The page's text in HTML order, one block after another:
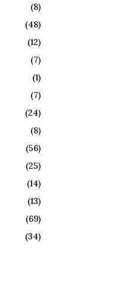
(8)
(48)
(12)
(7)
(1)
(7)
(24)
(8)
(56)
(25)
(14)
(13)
(69)
(34)